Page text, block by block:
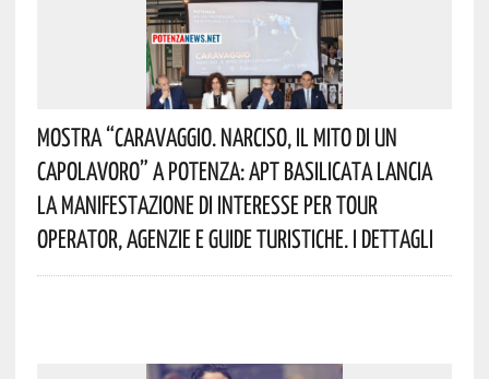
Mostra “Caravaggio. Narciso, Il Mito Di Un
Capolavoro” A Potenza: APT Basilicata Lancia
La Manifestazione Di Interesse Per Tour
Operator, Agenzie E Guide Turistiche. I Dettagli